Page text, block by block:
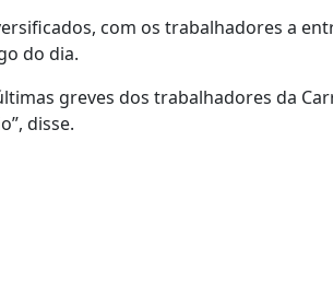
com os trabalhadores a
do dia.
greves dos trabalhadores da
disse.